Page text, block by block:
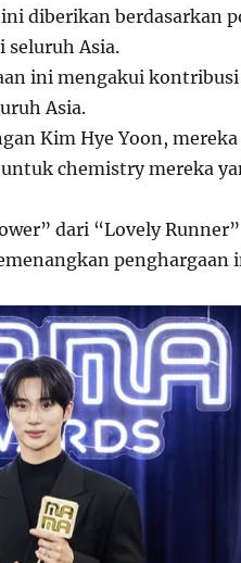
diberikan berdasarkan
seluruh Asia.
ini mengakui
Asia.
Kim Hye Yoon, mereka
chemistry mereka
dari “Lovely
penghargaan